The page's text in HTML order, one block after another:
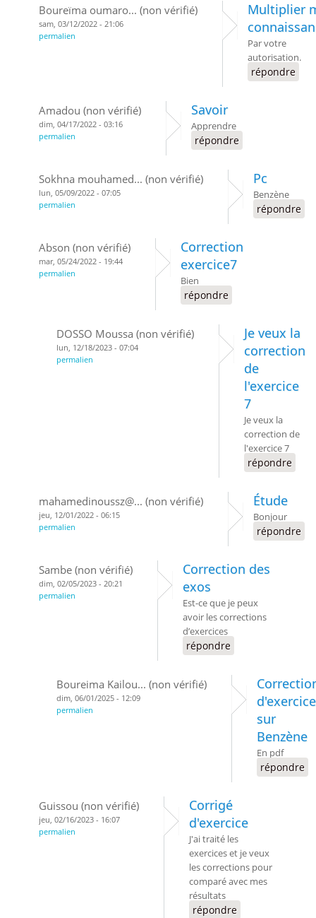
Boureïma oumaro... (non vérifié)
sam, 03/12/2022 - 21:06
permalien
Multiplier
Par votre
autorisation.
répondre
Amadou (non vérifié)
dim, 04/17/2022 - 03:16
permalien
Savoir
Apprendre
répondre
Sokhna mouhamed... (non vérifié)
lun, 05/09/2022 - 07:05
permalien
Pc
Benzène
répondre
Abson (non vérifié)
mar, 05/24/2022 - 19:44
permalien
Correction
exercice7
Bien
répondre
DOSSO Moussa (non vérifié)
lun, 12/18/2023 - 07:04
permalien
Je veux la
correction
de
l'exercice
7
Je veux la
correction de
l'exercice 7
répondre
mahamedinoussz@... (non vérifié)
jeu, 12/01/2022 - 06:15
permalien
Étude
Bonjour
répondre
Sambe (non vérifié)
dim, 02/05/2023 - 20:21
permalien
Correction des
exos
Est-ce que je peux
avoir les corrections
d’exercices
répondre
Boureima Kailou... (non vérifié)
dim, 06/01/2025 - 12:09
permalien
sur
Benzène
En pdf
répondre
Guissou (non vérifié)
jeu, 02/16/2023 - 16:07
permalien
Corrigé
d'exercice
J'ai traité les
exercices et je veux
les corrections pour
comparé avec mes
résultats
répondre